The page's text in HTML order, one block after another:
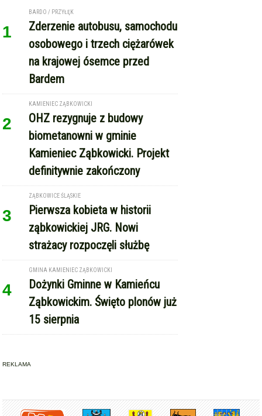
1
BARDO / PRZYŁĘK
Zderzenie autobusu, samochodu
osobowego i trzech ciężarówek
na krajowej ósemce przed
Bardem
2
KAMIENIEC ZĄBKOWICKI
OHZ rezygnuje z budowy
biometanowni w gminie
Kamieniec Ząbkowicki. Projekt
definitywnie zakończony
3
ZĄBKOWICE ŚLĄSKIE
Pierwsza kobieta w historii
ząbkowickiej JRG. Nowi
strażacy rozpoczęli służbę
4
GMINA KAMIENIEC ZĄBKOWICKI
Dożynki Gminne w Kamieńcu
Ząbkowickim. Święto plonów już
15 sierpnia
REKLAMA